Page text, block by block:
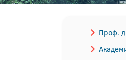
Проф.